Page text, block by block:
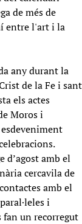
de més de
entre l'art i la
any durant la
de la Fe i sant
els actes
Moros i
d’agost amb el
cercavila de
amb el
i
fan un recorregut